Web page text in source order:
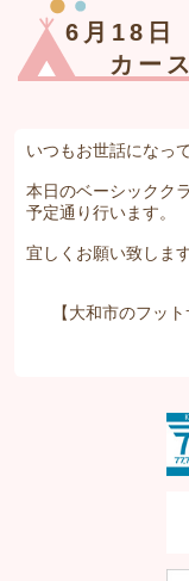
6月18日
カー
いつもお世話になっ
本日のベーシックク
予定通り行います。
宜しくお願い致します
【大和市のフッ